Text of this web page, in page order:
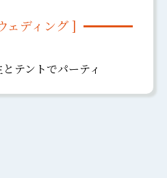
ェディング ]
テントでパーティ